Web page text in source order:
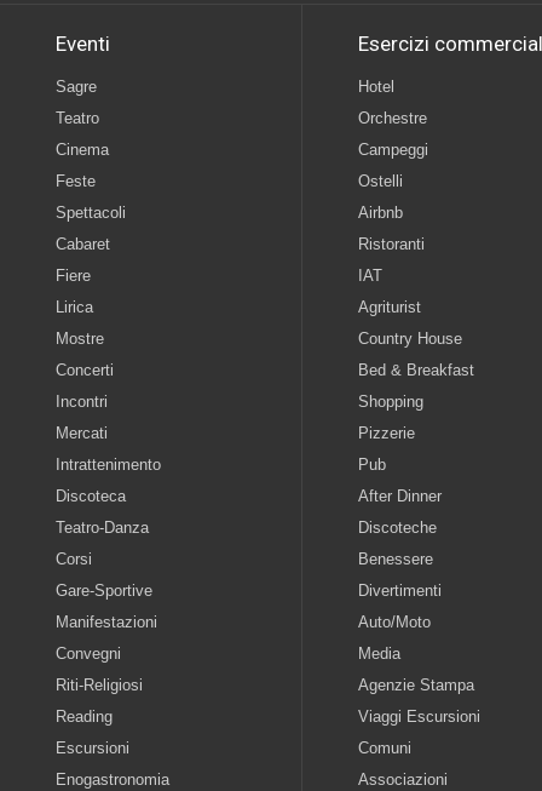
Eventi
Sagre
Teatro
Cinema
Feste
Spettacoli
Cabaret
Fiere
Lirica
Mostre
Concerti
Incontri
Mercati
Intrattenimento
Discoteca
Teatro-Danza
Corsi
Gare-Sportive
Manifestazioni
Convegni
Riti-Religiosi
Reading
Escursioni
Enogastronomia
Esercizi
Hotel
Orchestre
Campeggi
Ostelli
Airbnb
Ristoranti
IAT
Agriturist
Country House
Bed & Breakfast
Shopping
Pizzerie
Pub
After Dinner
Discoteche
Benessere
Divertimenti
Auto/Moto
Media
Agenzie Stampa
Viaggi Escursioni
Comuni
Associazioni